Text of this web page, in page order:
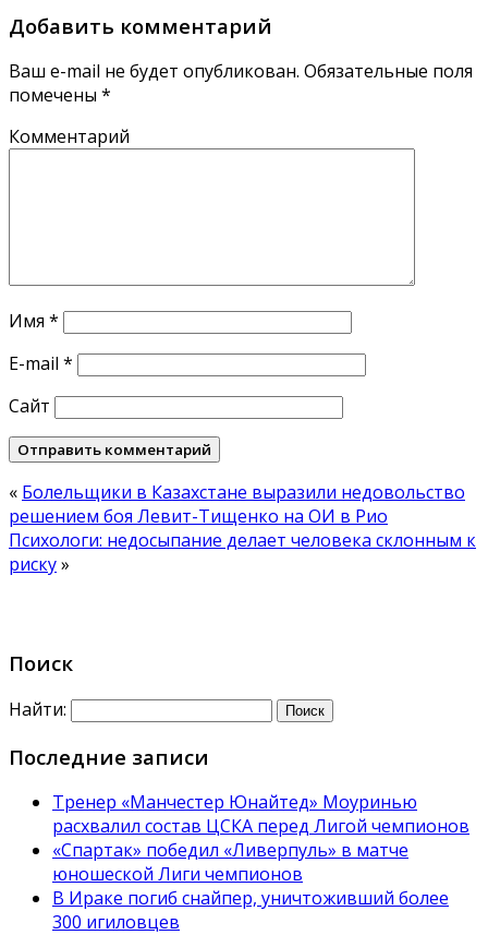
Добавить комментарий
Ваш e-mail не будет опубликован. Обязательные поля
помечены *
Комментарий
Имя *
E-mail *
Сайт
« Болельщики в Казахстане выразили недовольство
решением боя Левит-Тищенко на ОИ в Рио
Психологи: недосыпание делает человека склонным к
риску»
Поиск
Найти:
Последние записи
Тренер «Манчестер Юнайтед» Моуринью
расхвалил состав ЦСКА перед Лигой чемпионов
«Спартак» победил «Ливерпуль» в матче
юношеской Лиги чемпионов
В Ираке погиб снайпер, уничтоживший более
300 игиловцев